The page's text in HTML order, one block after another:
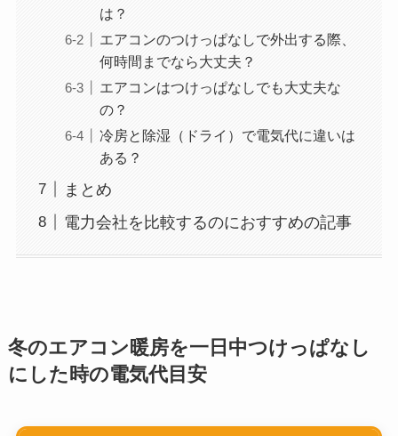
は？
エアコンのつけっぱなしで外出する際、
何時間までなら大丈夫？
エアコンはつけっぱなしでも大丈夫な
の？
冷房と除湿（ドライ）で電気代に違いは
ある？
まとめ
電力会社を比較するのにおすすめの記事
冬のエアコン暖房を一日中つけっぱなし
にした時の電気代目安